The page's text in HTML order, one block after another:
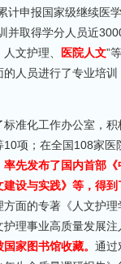
计申报国家级继续医
并取得学分人员近
文护理、
医院人文”
人员进行了专业培
准化工作办公室，
项；在全国108家
率先发布了国内首部
设与实践》等，得
面的专著《人文护
理事业高质量发展注
家图书馆收藏。 通过